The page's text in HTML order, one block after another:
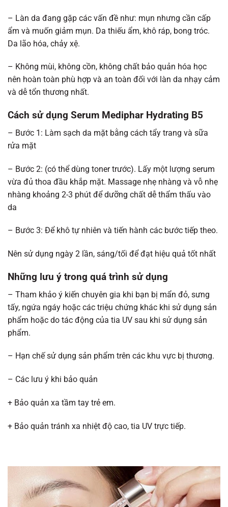
– Làn da đang gặp các vấn đề như: mụn nhưng cần cấp
ẩm và muốn giảm mụn. Da thiếu ẩm, khô ráp, bong tróc.
Da lão hóa, chảy xệ.
– Không mùi, không cồn, không chất bảo quản hóa học
nên hoàn toàn phù hợp và an toàn đối với làn da nhạy cảm
và dễ tổn thương nhất.
Cách sử dụng Serum Mediphar Hydrating B5
– Bước 1: Làm sạch da mặt bằng cách tẩy trang và sữa
rửa mặt
– Bước 2: (có thể dùng toner trước). Lấy một lượng serum
vừa đủ thoa đầu khắp mặt. Massage nhẹ nhàng và vỗ nhẹ
nhàng khoảng 2-3 phút để dưỡng chất dễ thẩm thấu vào
da
– Bước 3: Để khô tự nhiên và tiến hành các bước tiếp theo.
Nên sử dụng ngày 2 lần, sáng/tối để đạt hiệu quả tốt nhất
Những lưu ý trong quá trình sử dụng
– Tham khảo ý kiến chuyên gia khi bạn bị mẩn đỏ, sưng
tấy, ngứa ngáy hoặc các triệu chứng khác khi sử dụng sản
phẩm hoặc do tác động của tia UV sau khi sử dụng sản
phẩm.
– Hạn chế sử dụng sản phẩm trên các khu vực bị thương.
– Các lưu ý khi bảo quản
+ Bảo quản xa tầm tay trẻ em.
+ Bảo quản tránh xa nhiệt độ cao, tia UV trực tiếp.